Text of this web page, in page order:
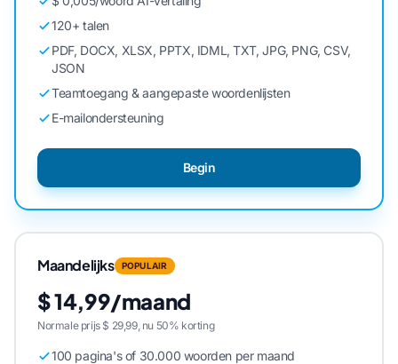
120+ talen
PDF, DOCX, XLSX, PPTX, IDML, TXT, JPG, PNG, CSV,
JSON
Teamtoegang & aangepaste woordenlijsten
E-mailondersteuning
Begin
Maandelijks POPULAIR
$ 14,99/maand
Normale prijs $ 29,99, nu 50% korting
100 pagina's of 30.000 woorden per maand